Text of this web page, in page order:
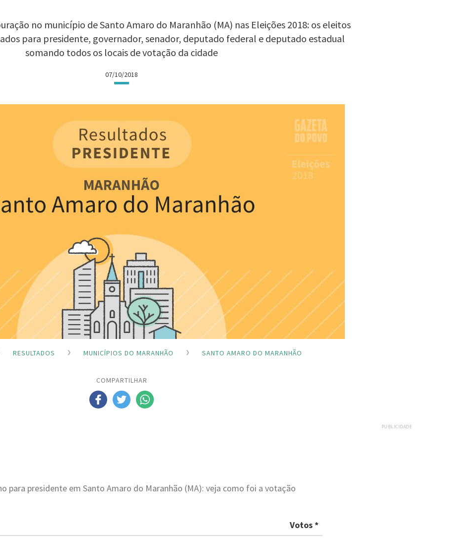
no município de Santo Amaro do Maranhão (MA) nas Eleições 2018: os eleitos
para presidente, governador, senador, deputado federal e deputado estadual
somando todos os locais de votação da cidade
07/10/2018
RESULTADOS MUNICÍPIOS DO MARANHÃO SANTO AMARO DO MARANHÃO
COMPARTILHAR
PUBLICIDADE
para presidente em Santo Amaro do Maranhão (MA): veja como foi a votação
Votos *